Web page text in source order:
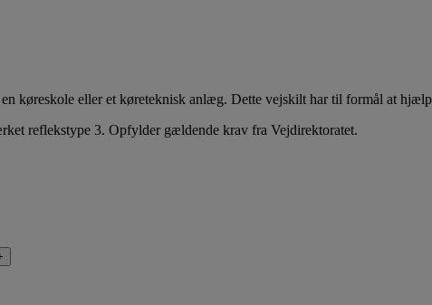
køreskole eller et køreteknisk anlæg. Dette vejskilt har til formål at
reflekstype 3. Opfylder gældende krav fra Vejdirektoratet.